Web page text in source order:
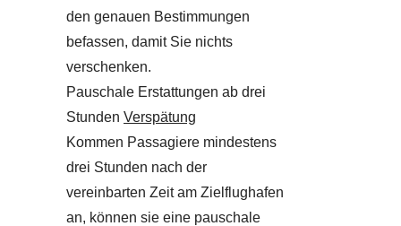
den genauen Bestimmungen
befassen, damit Sie nichts
verschenken.
Pauschale Erstattungen ab drei
Stunden Verspätung
Kommen Passagiere mindestens
drei Stunden nach der
vereinbarten Zeit am Zielflughafen
an, können sie eine pauschale